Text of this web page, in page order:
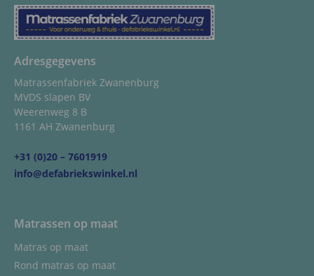
Adresgegevens
Matrassenfabriek Zwanenburg
MVDS slapen BV
Weerenweg 8 B
1161 AH Zwanenburg
+31 (0)20 – 7601919
info@defabriekswinkel.nl
Matrassen op maat
Matras op maat
Rond matras op maat